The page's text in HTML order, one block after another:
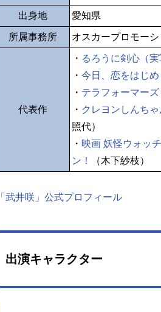
出身地 愛知県
所属事務所 オスカープロモーシ
代表作
・ るろうに剣心（実
・ 今日、恋をはじめ
・ テラフォーマーズ
・ クレヨンしんちゃ
照代）
・ 映画 妖怪ウォッ
ン！
（木下紗枝）
「武井咲」公式プロフィール
出演キャラクター